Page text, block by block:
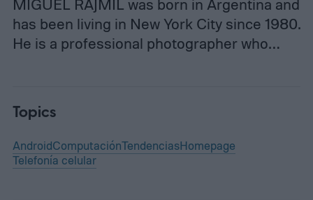
MIGUEL RAJMIL was born in Argentina and
has been living in New York City since 1980.
He is a professional photographer who…
Topics
AndroidComputaciónTendenciasHomepage
Telefonía celular